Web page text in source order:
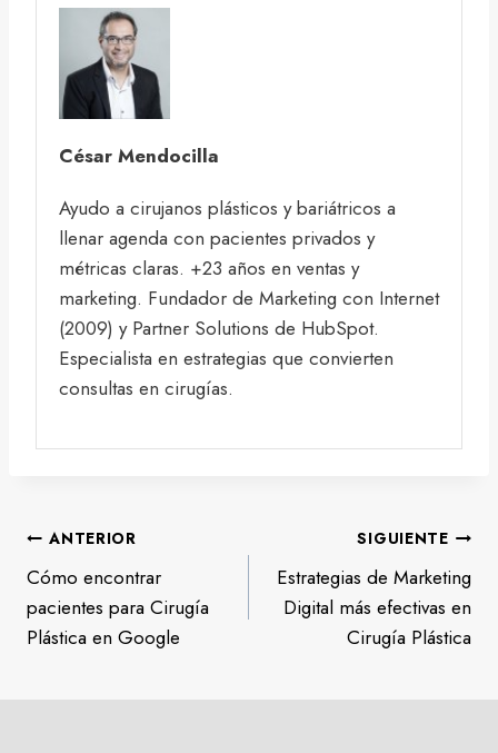
César Mendocilla
Ayudo a cirujanos plásticos y bariátricos a
llenar agenda con pacientes privados y
métricas claras. +23 años en ventas y
marketing. Fundador de Marketing con Internet
(2009) y Partner Solutions de HubSpot.
Especialista en estrategias que convierten
consultas en cirugías.
Navegación
de
entradas
ANTERIOR
Cómo encontrar
pacientes para Cirugía
Plástica en Google
SIGUIENTE
Estrategias de Marketing
Digital más efectivas en
Cirugía Plástica